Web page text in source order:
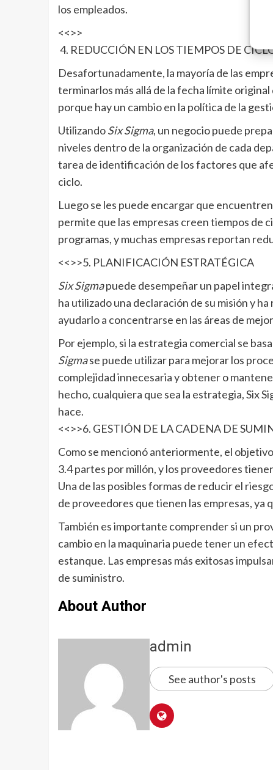
los empleados.
<<>>
4. REDUCCIÓN EN LOS TIEMPOS DE
Desafortunadamente, la mayoría de las
terminarlos más allá de la fecha límite
porque hay un cambio en la política de la
UtilizandoSix Sigma, un negocio puede
niveles dentro de la organización de cada
tarea de identificación de los factores que
ciclo.
Luego se les puede encargar que
permite que las empresas creen tiempos de
programas, y muchas empresas reportan
<<>>5. PLANIFICACIÓN ESTRATÉGICA
Six Sigmapuede desempeñar un papel
ha utilizado una declaración de su misión y
ayudarlo a concentrarse en las áreas de
Por ejemplo, si la estrategia comercial se
Sigmase puede utilizar para mejorar los
complejidad innecesaria y obtener o
hecho, cualquiera que sea la estrategia, Six
hace.
<<>>6. GESTIÓN DE LA CADENA DE
Como se mencionó anteriormente, el
3.4 partes por millón, y los proveedores
Una de las posibles formas de reducir el
de proveedores que tienen las empresas, ya
También es importante comprender si un
cambio en la maquinaria puede tener un
estanque. Las empresas más exitosas
de suministro.
About Author
admin
See author's posts